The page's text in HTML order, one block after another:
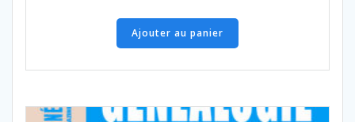
Ajouter au panier